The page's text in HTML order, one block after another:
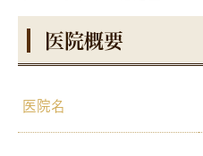
医院概要
医院名